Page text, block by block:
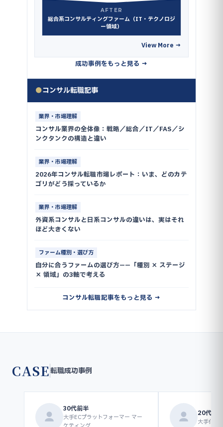
AFTER
総合系コンサルティングファーム（IT・テクノロジ
ー領域）
View More →
成功事例をもっと見る →
●コンサル転職記事
業界・市場理解
コンサル業界の全体像：戦略／総合／IT／FAS／シ
ンクタンクの構造と違い
業界・市場理解
2026年コンサル転職市場レポート：いま、どのカテ
ゴリがどう採っているか
業界・市場理解
外資系コンサルと日系コンサルの違いは、実はそれ
ほど大きくない
ファーム種別・選び方
自分に合うファームの選び方——「種別 × ステージ
× 領域」の3軸で考える
コンサル転職記事をもっと見る →
CASE転職成功事例
30代前半
大手ECプラットフォーマー マー
20代後半
大手化学